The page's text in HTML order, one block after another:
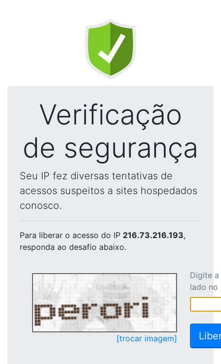
Verificação
de segurança
Seu IP fez diversas tentativas de
acessos suspeitos a sites hospedados
conosco.
Para liberar o acesso do IP 216.73.216.193,
responda ao desafio abaixo.
[trocar imagem]
Digite
lado no